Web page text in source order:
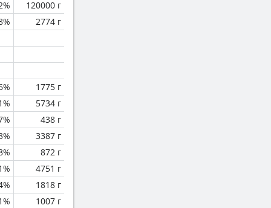
120000 г
2774 г
1775 г
5734 г
438 г
3387 г
872 г
4751 г
1818 г
1007 г